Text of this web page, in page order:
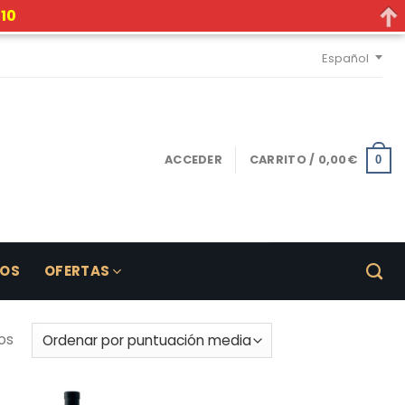
Español
ACCEDER CARRITO / 0,00€ 0
OFERTAS